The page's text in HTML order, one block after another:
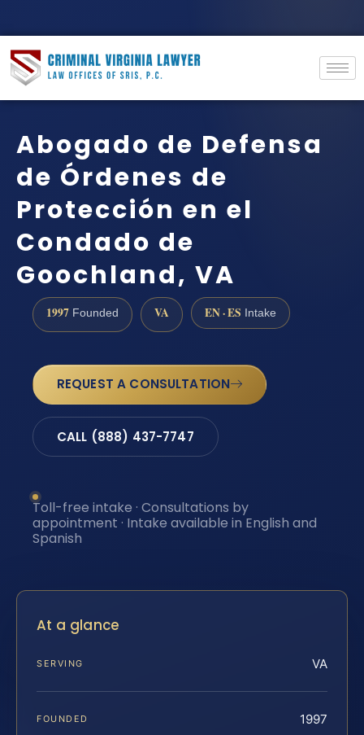
Abogado de Defensa
de Órdenes de
Protección en el
Condado de
Goochland, VA
1997 Founded VA EN · ES Intake
REQUEST A CONSULTATION
CALL (888) 437-7747
Toll-free intake · Consultations by
appointment · Intake available in English and
Spanish
At a glance
SERVING VA
FOUNDED 1997